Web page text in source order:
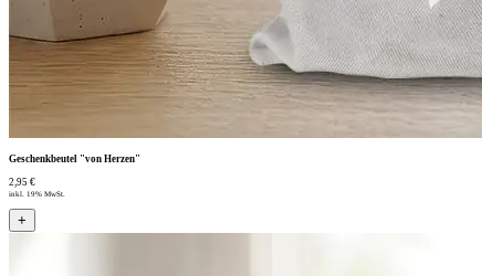
Geschenkbeutel "von Herzen"
2,95 €
inkl. 19% MwSt.
+